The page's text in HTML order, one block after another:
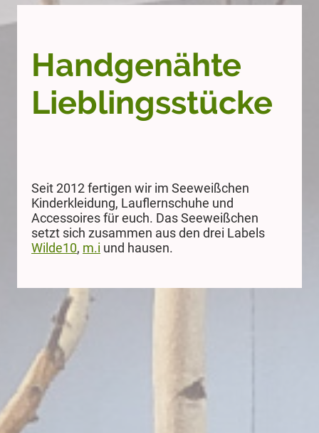
Handgenähte
Lieblingsstücke
Seit 2012 fertigen wir im Seeweißchen
Kinderkleidung, Lauflernschuhe und
Accessoires für euch. Das Seeweißchen
setzt sich zusammen aus den drei Labels
Wilde10, m.i und hausen.